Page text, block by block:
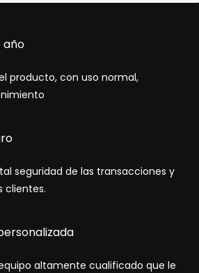
año
producto, con uso normal,
seguridad de las transacciones y
clientes.
altamente cualificado que le